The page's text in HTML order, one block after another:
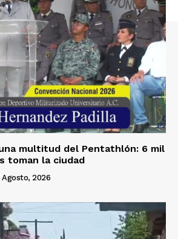
multitud del Pentathlón: 6 mil
toman la ciudad
Agosto, 2026